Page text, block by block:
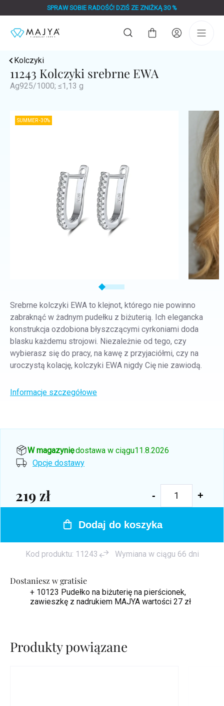
do
SPRAW SOBIE RADOŚĆ! DZIŚ ZE ZNIŻKĄ 30 %
Koszyk
Kolczyki
11243 Kolczyki srebrne EWA
Ag925/1000; ≤1,13 g
SUMMER -30%
Dostaniesz w gratisie
+ 10123 Pudełko na biżuterię na pierścionek,
zawieszkę z nadrukiem MAJYA wartości 27 zł
Srebrne kolczyki EWA to klejnot, którego nie powinno
zabraknąć w żadnym pudełku z biżuterią. Ich elegancka
konstrukcja ozdobiona błyszczącymi cyrkoniami doda
blasku każdemu strojowi. Niezależnie od tego, czy
wybierasz się do pracy, na kawę z przyjaciółmi, czy na
uroczystą kolację, kolczyki EWA nigdy Cię nie zawiodą.
Informacje szczegółowe
W magazynie, dostawa w ciągu11.8.2026
Opcje dostawy
219 zł
Cena
Dodaj do koszyka
Kod produktu: 11243 Wymiana w ciągu 66 dni
Produkty powiązane